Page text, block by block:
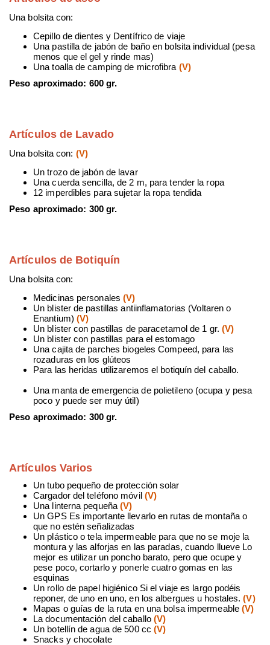
Una bolsita con:
Cepillo de dientes y Dentífrico de viaje
Una pastilla de jabón de baño en bolsita individual (pesa
menos que el gel y rinde mas)
Una toalla de camping de microfibra (V)
Peso aproximado: 600 gr.
Artículos de Lavado
Una bolsita con: (V)
Un trozo de jabón de lavar
Una cuerda sencilla, de 2 m, para tender la ropa
12 imperdibles para sujetar la ropa tendida
Peso aproximado: 300 gr.
Artículos de Botiquín
Una bolsita con:
Medicinas personales(V)
Un blister de pastillas antiinflamatorias (Voltaren o
Enantium) (V)
Un blister con pastillas de paracetamol de 1 gr. (V)
Un blister con pastillas para el estomago
Una cajita de parches biogeles Compeed, para las
rozaduras en los glúteos
Para las heridas utilizaremos el botiquín del caballo.
Una manta de emergencia de polietileno (ocupa y pesa
poco y puede ser muy útil)
Peso aproximado: 300 gr.
Artículos Varios
Un tubo pequeño de protección solar
Cargador del teléfono móvil (V)
Una linterna pequeña(V)
Un GPS Es importante llevarlo en rutas de montaña o
que no estén señalizadas
Un plástico o tela impermeable para que no se moje la
montura y las alforjas en las paradas, cuando llueve Lo
mejor es utilizar un poncho barato, pero que ocupe y
pese poco, cortarlo y ponerle cuatro gomas en las
esquinas
Un rollo de papel higiénico Si el viaje es largo podéis
reponer, de uno en uno, en los albergues u hostales.(V)
Mapas o guías de la ruta en una bolsa impermeable (V)
La documentación del caballo (V)
Un botellín de agua de 500 cc (V)
Snacks y chocolate